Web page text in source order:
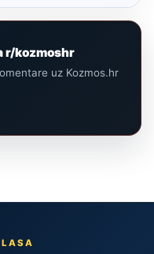
r/kozmoshr
uz Kozmos.hr